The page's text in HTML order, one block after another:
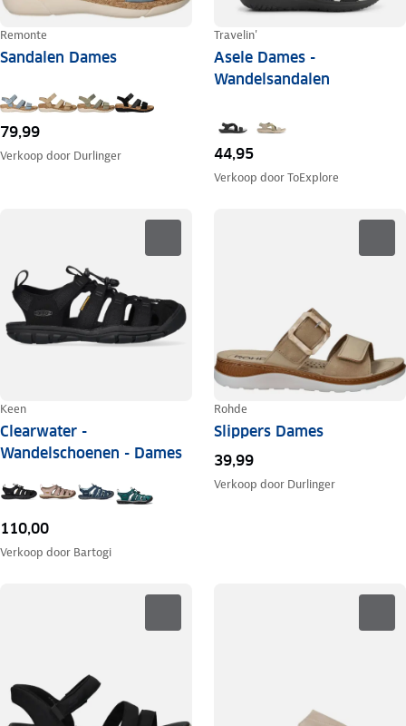
Remonte
Sandalen Dames
79,99
Verkoop door Durlinger
Travelin'
Asele Dames -
Wandelsandalen
44,95
Verkoop doorToExplore
Keen
Clearwater -
Wandelschoenen - Dames
110,00
Verkoop door Bartogi
Rohde
Slippers Dames
39,99
Verkoop door Durlinger